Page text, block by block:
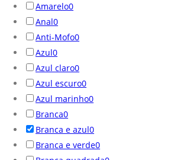
Amarelo0
Anal0
Anti-Mofo0
Azul0
Azul claro0
Azul escuro0
Azul marinho0
Branca0
Branca e azul0
Branca e verde0